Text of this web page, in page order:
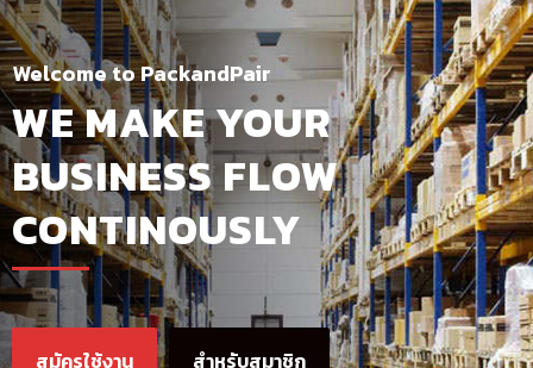
Welcome to PackandPair
WE MAKE YOUR
BUSINESS FLOW
CONTINOUSLY
สมัครใช้งาน สำหรับสมาชิก